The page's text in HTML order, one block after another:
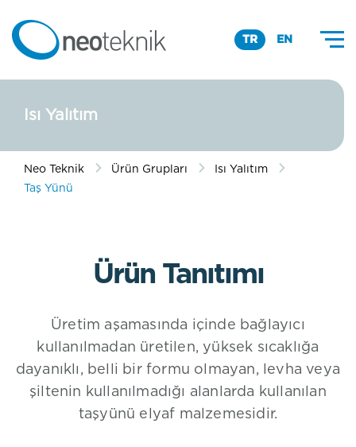
TR EN
Isı Yalıtım
Neo Teknik Ürün Grupları
Isı Yalıtım
Taş Yünü
Ürün Tanıtımı
Üretim aşamasında içinde bağlayıcı
kullanılmadan üretilen, yüksek sıcaklığa
dayanıklı, belli bir formu olmayan, levha veya
şiltenin kullanılmadığı alanlarda kullanılan
taşyünü elyaf malzemesidir.